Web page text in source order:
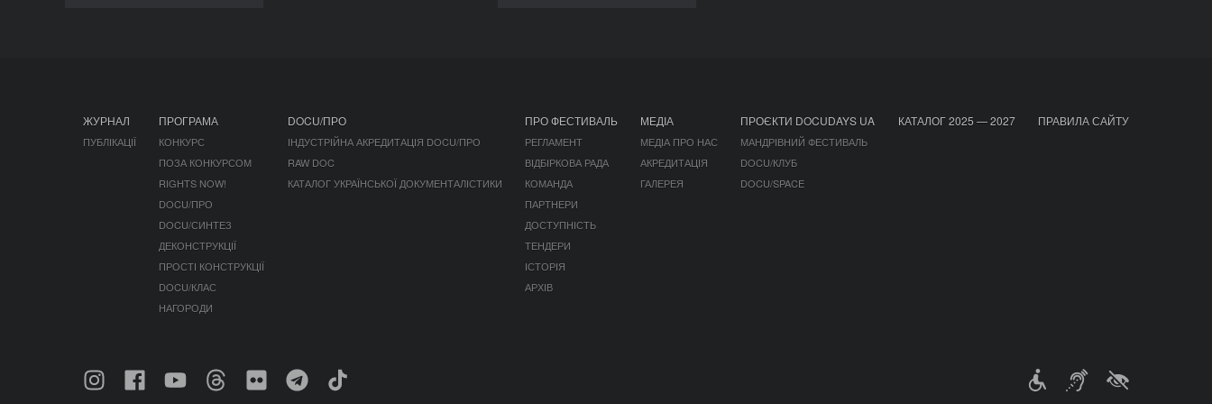
ЖУРНАЛ
ПУБЛІКАЦІЇ
ПРОГРАМА
КОНКУРС
ПОЗА КОНКУРСОМ
RIGHTS NOW!
DOCU/ПРО
DOCU/СИНТЕЗ
ДЕКОНСТРУКЦІЇ
ПРОСТІ КОНСТРУКЦІЇ
DOCU/КЛАС
НАГОРОДИ
DOCU/ПРО
ІНДУСТРІЙНА АКРЕДИТАЦІЯ DOCU/ПРО
RAW DOC
КАТАЛОГ УКРАЇНСЬКОЇ ДОКУМЕНТАЛІСТИКИ
ПРО ФЕСТИВАЛЬ
РЕГЛАМЕНТ
ВІДБІРКОВА РАДА
КОМАНДА
ПАРТНЕРИ
ДОСТУПНІСТЬ
ТЕНДЕРИ
ІСТОРІЯ
АРХІВ
МЕДІА
МЕДІА ПРО НАС
АКРЕДИТАЦІЯ
ГАЛЕРЕЯ
ПРОЄКТИ DOCUDAYS UA
МАНДРІВНИЙ ФЕСТИВАЛЬ
DOCU/КЛУБ
DOCU/SPACE
КАТАЛОГ 2025 — 2027 ПРАВИЛА САЙТУ